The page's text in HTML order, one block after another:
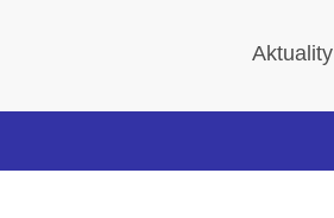
Aktuality